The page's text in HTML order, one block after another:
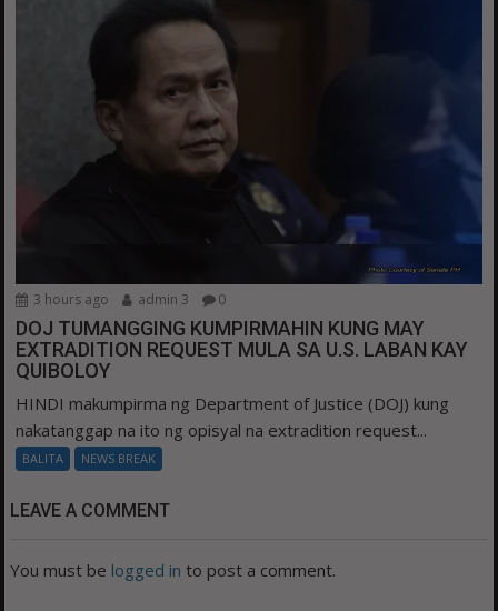
3 hours ago admin 3 0
DOJ TUMANGGING KUMPIRMAHIN KUNG MAY
EXTRADITION REQUEST MULA SA U.S. LABAN KAY
QUIBOLOY
HINDI makumpirma ng Department of Justice (DOJ) kung
nakatanggap na ito ng opisyal na extradition request...
BALITA NEWS BREAK
LEAVE A COMMENT
You must be logged in to post a comment.